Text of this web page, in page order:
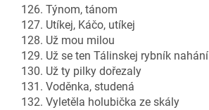
126. Týnom, tánom
127. Utíkej, Káčo, utíkej
128. Už mou milou
129. Už se ten Tálinskej rybník nahání
130. Už ty pilky dořezaly
131. Voděnka, studená
132. Vyletěla holubička ze skály